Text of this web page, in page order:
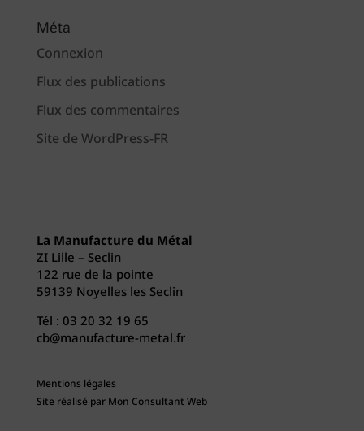
Méta
Connexion
Flux des publications
Flux des commentaires
Site de WordPress-FR
La Manufacture du Métal
ZI Lille – Seclin
122 rue de la pointe
59139 Noyelles les Seclin
Tél :03 20 32 19 65
cb@manufacture-metal.fr
Mentions légales
Site réalisé parMon Consultant Web